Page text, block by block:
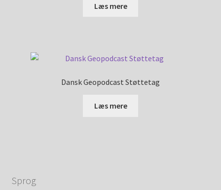
Læs mere
Dansk Geopodcast Støttetag
Læs mere
Sprog